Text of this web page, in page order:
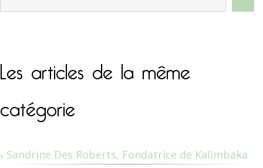
Les articles de la même
catégorie
Sandrine Des Roberts, Fondatrice de Kalimbaka